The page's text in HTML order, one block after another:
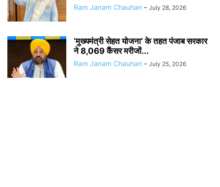
Ram Janam Chauhan - July 28, 2026
‘मुख्यमंत्री सेहत योजना’ के तहत पंजाब सरकार
ने 8,069 कैंसर मरीजों...
Ram Janam Chauhan - July 25, 2026